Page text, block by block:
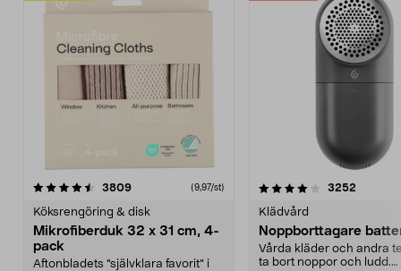
3809recensioner (9,97/st)
Köksrengöring & disk
Mikrofiberduk 32 x 31 cm, 4-
pack
Aftonbladets "självklara favorit” i
4.0av 5 stjärnor 3252
Klädvård
Noppborttagare
Vårda kläder och andra
ta bort noppor och ludd.
4.5av 5 stjärnor